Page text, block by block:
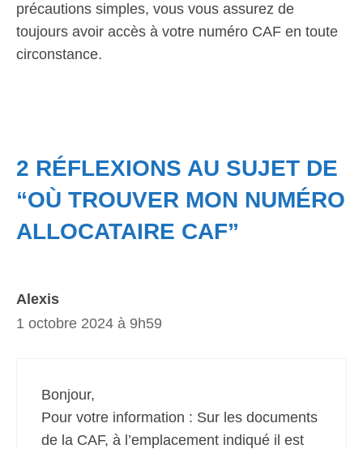
précautions simples, vous vous assurez de
toujours avoir accès à votre numéro CAF en toute
circonstance.
2 RÉFLEXIONS AU SUJET DE
“OÙ TROUVER MON NUMÉRO
ALLOCATAIRE CAF”
Alexis
1 octobre 2024 à 9h59
Bonjour,
Pour votre information : Sur les documents
de la CAF, à l’emplacement indiqué il est